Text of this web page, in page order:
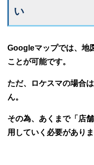
い
Googleマップでは、地
ことが可能です。
ただ、ロケスマの場合
ん。
その為、あくまで「店
用していく必要がありま